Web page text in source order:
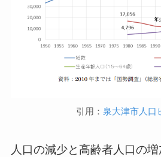
引用： 泉大津市人口
人口の減少と高齢者人口の